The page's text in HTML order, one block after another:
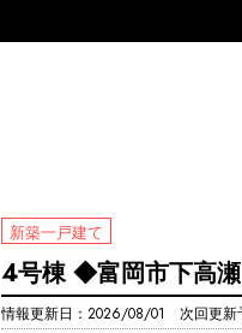
新築一戸建て
4号棟 ◆富岡市下高
情報更新日：2026/08/01 次回更新